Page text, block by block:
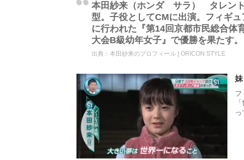
本田紗来（ホンダ サラ） タレント
型。子役としてCMに出演。フィギ
に行われた『第14回京都市民総合体
大会B級幼年女子』で優勝を果たす。
出典： 本田紗来のプロフィール | ORICON STYLE
フ
っ